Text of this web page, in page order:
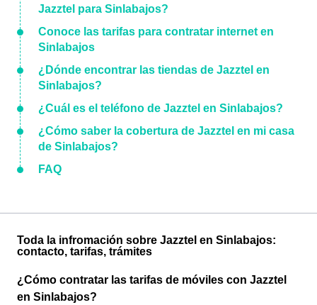
Jazztel para Sinlabajos?
Conoce las tarifas para contratar internet en
Sinlabajos
¿Dónde encontrar las tiendas de Jazztel en
Sinlabajos?
¿Cuál es el teléfono de Jazztel en Sinlabajos?
¿Cómo saber la cobertura de Jazztel en mi casa
de Sinlabajos?
FAQ
Toda la infromación sobre Jazztel en Sinlabajos:
contacto, tarifas, trámites
¿Cómo contratar las tarifas de móviles con Jazztel
en Sinlabajos?